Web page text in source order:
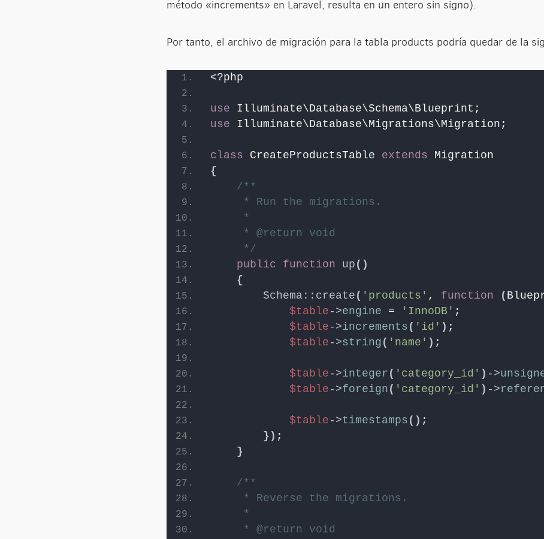
método «increments» en Laravel, resulta en un entero sin signo).
Por tanto, el archivo de migración para la tabla products podría quedar de la
<?php
use Illuminate\Database\Schema\Blueprint;
use Illuminate\Database\Migrations\Migration;
class CreateProductsTable extends Migration
{
/**
     * Run the migrations.
     *
     * @return void
     */
public
function up ()
{
Schema::create ( 'products' , function (
$table ->engine = 'InnoDB' ;
$table ->increments ( 'id' ) ;
$table ->string ( 'name' ) ;
$table ->integer ( 'category_id' ) ->
$table ->foreign ( 'category_id' ) ->
$table ->timestamps () ;
}) ;
}
/**
     * Reverse the migrations.
     *
     * @return void